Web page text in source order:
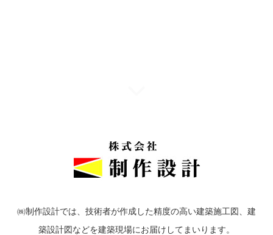
㈱制作設計では、技術者が作成した精度の高い建築施工図、建
築設計図などを建築現場にお届けしてまいります。